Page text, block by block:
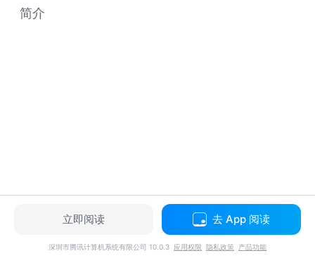
简介
立即阅读 去 App 阅读
深圳市腾讯计算机系统有限公司 10.0.3 应用权限 隐私政策 产品功能